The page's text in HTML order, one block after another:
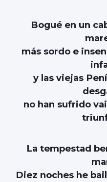
Bogué en un
más sordo e
y las viejas
no han sufrido
La tempestad
Diez noches he